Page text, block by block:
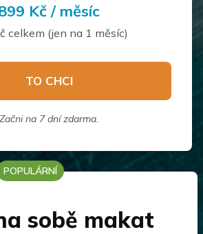
Kč / měsíc
celkem (jen na 1 měsíc)
TO CHCI
Začni na 7 dní zdarma.
POPULÁRNÍ
sobě makat